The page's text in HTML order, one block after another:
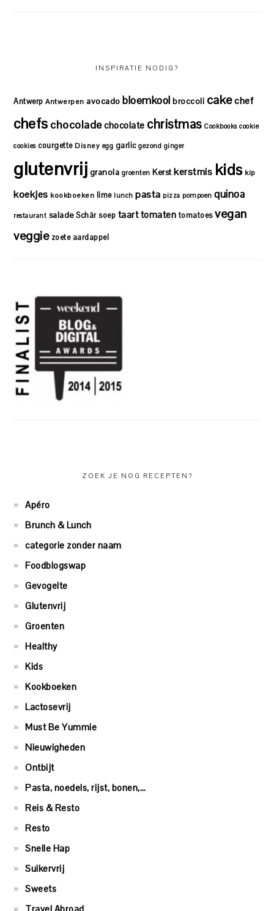
INSPIRATIE NODIG?
Antwerp Antwerpen avocado bloemkool broccoli cakechef
chefs chocoladechocolate christmas Cookbooks cookie
cookies courgette Disney egg garlic gezond ginger
glutenvrij granola groenten Kerst kerstmis kids kip
koekjes kookboeken lime lunch pasta pizza pompoen quinoa
restaurant salade Schär soep taarttomaten tomatoes vegan
veggie zoete aardappel
ZOEK JE NOG RECEPTEN?
Apéro
Brunch & Lunch
categorie zonder naam
Foodblogswap
Gevogelte
Glutenvrij
Groenten
Healthy
Kids
Kookboeken
Lactosevrij
Must Be Yummie
Nieuwigheden
Ontbijt
Pasta, noedels, rijst, bonen,…
Reis & Resto
Resto
Snelle Hap
Suikervrij
Sweets